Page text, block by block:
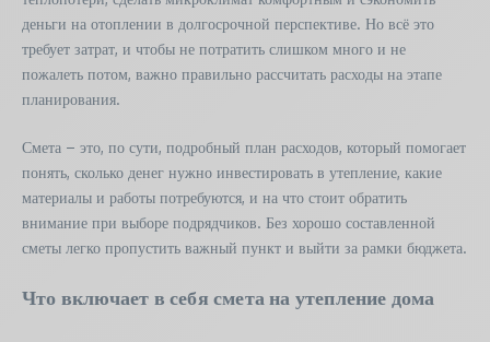
деньги на отоплении в долгосрочной перспективе. Но всё это
требует затрат, и чтобы не потратить слишком много и не
пожалеть потом, важно правильно рассчитать расходы на этапе
планирования.
Смета – это, по сути, подробный план расходов, который помогает
понять, сколько денег нужно инвестировать в утепление, какие
материалы и работы потребуются, и на что стоит обратить
внимание при выборе подрядчиков. Без хорошо составленной
сметы легко пропустить важный пункт и выйти за рамки бюджета.
Что включает в себя смета на утепление дома